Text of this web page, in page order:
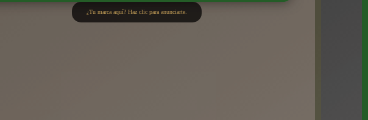
¿Tu marca aquí? Haz clic para anunciarte.